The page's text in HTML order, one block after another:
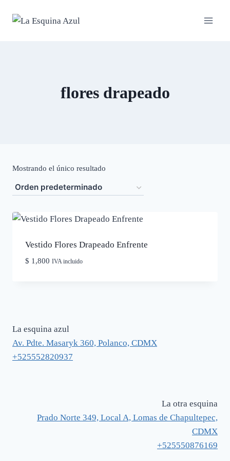
flores drapeado
Mostrando el único resultado
Vestido Flores Drapeado Enfrente
$ 1,800 IVA incluido
La esquina azul
Av. Pdte. Masaryk 360, Polanco, CDMX
+525552820937
La otra esquina
Prado Norte 349, Local A, Lomas de Chapultepec,
CDMX
+525550876169